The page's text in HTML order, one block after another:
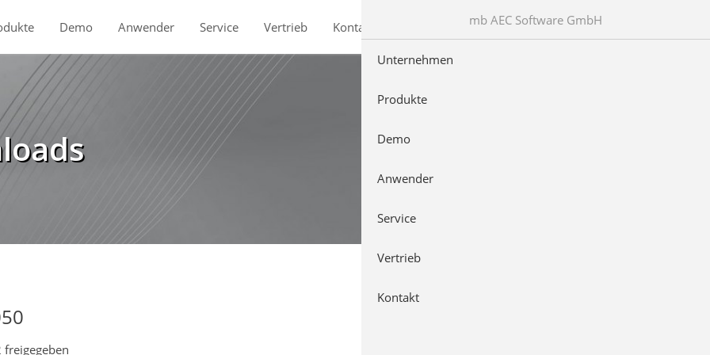
Demo Anwender Service Vertrieb Kontakt mb AEC Software GmbH
Unternehmen
Produkte
Demo
Anwender
Service
Vertrieb
Kontakt